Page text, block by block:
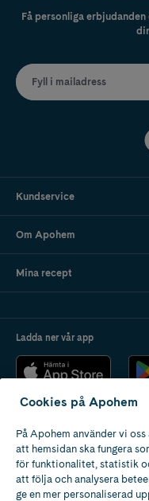
Få personliga
Fyll i mailadress
Kundservice
Om Apohem
Mina recept
Ladda ner vår app
Apotek med tillstånd
av Läkemedelsverket
Cookies på Apohem
På Apohem använder vi
att hemsidan ska fungera
för funktionalitet, statistik
att följa och analysera
ge en mer personaliserad